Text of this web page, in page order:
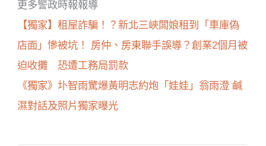
更多警政時報報導
【獨家】租屋詐騙！？新北三峽闆娘租到「車庫偽
店面」慘被坑！ 房仲、房東聯手誤導？創業2個月被
迫收攤 恐遭工務局罰款
《獨家》圤智雨驚爆黃明志約炮「娃娃」翁雨澄 鹹
濕對話及照片獨家曝光